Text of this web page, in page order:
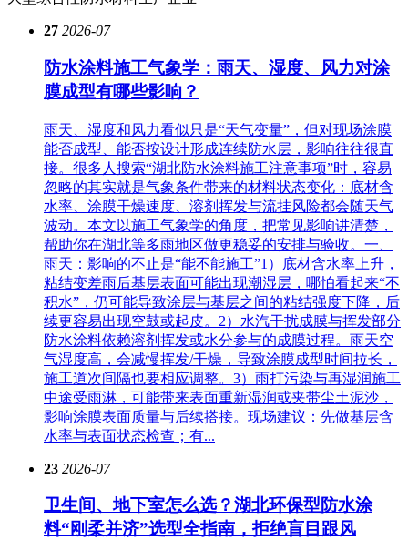
27 2026-07
防水涂料施工气象学：雨天、湿度、风力对涂
膜成型有哪些影响？
雨天、湿度和风力看似只是“天气变量”，但对现场涂膜
能否成型、能否按设计形成连续防水层，影响往往很直
接。很多人搜索“湖北防水涂料施工注意事项”时，容易
忽略的其实就是气象条件带来的材料状态变化：底材含
水率、涂膜干燥速度、溶剂挥发与流挂风险都会随天气
波动。本文以施工气象学的角度，把常见影响讲清楚，
帮助你在湖北等多雨地区做更稳妥的安排与验收。一、
雨天：影响的不止是“能不能施工”1）底材含水率上升，
粘结变差雨后基层表面可能出现潮湿层，哪怕看起来“不
积水”，仍可能导致涂层与基层之间的粘结强度下降，后
续更容易出现空鼓或起皮。2）水汽干扰成膜与挥发部分
防水涂料依赖溶剂挥发或水分参与的成膜过程。雨天空
气湿度高，会减慢挥发/干燥，导致涂膜成型时间拉长，
施工道次间隔也要相应调整。3）雨打污染与再湿润施工
中途受雨淋，可能带来表面重新湿润或夹带尘土泥沙，
影响涂膜表面质量与后续搭接。现场建议：先做基层含
水率与表面状态检查；有...
23 2026-07
卫生间、地下室怎么选？湖北环保型防水涂
料“刚柔并济”选型全指南，拒绝盲目跟风